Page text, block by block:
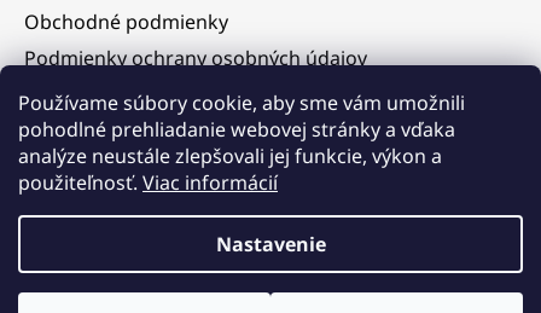
Používame súbory cookie, aby sme vám umožnili
pohodlné prehliadanie webovej stránky a vďaka
analýze neustále zlepšovali jej funkcie, výkon a
použiteľnosť. Viac informácií
Nastavenie
dovolenku. V tomto období budú objednávky prijímané, ich
expedícia však bude dočasne pozastavená. Postupné
vybavovanie a odosielanie objednávok začneme od 12. 8. 2026 v
Obchodné podmienky
Podmienky ochrany osobných údajov
Služby
Hodnotenie obchodu
Blog
Vytvoril Shoptet